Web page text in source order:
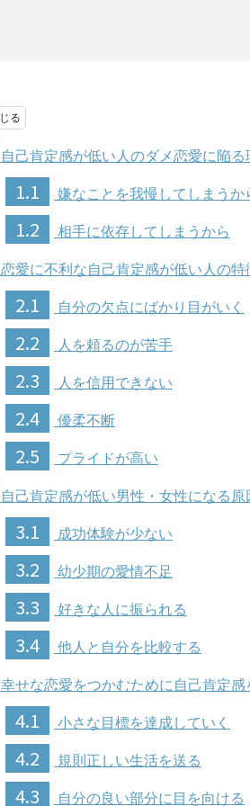
自己肯定感が低い人のダメ恋愛に陥る
1.1 嫌なことを我慢してしまうか
1.2 相手に依存してしまうから
恋愛に不利な自己肯定感が低い人の特
2.1 自分の欠点にばかり目がいく
2.2 人を頼るのが苦手
2.3 人を信用できない
2.4 優柔不断
2.5 プライドが高い
自己肯定感が低い男性・女性になる原
3.1 成功体験が少ない
3.2 幼少期の愛情不足
3.3 好きな人に振られる
3.4 他人と自分を比較する
幸せな恋愛をつかむために自己肯定感
4.1 小さな目標を達成していく
4.2 規則正しい生活を送る
4.3 自分の良い部分に目を向ける